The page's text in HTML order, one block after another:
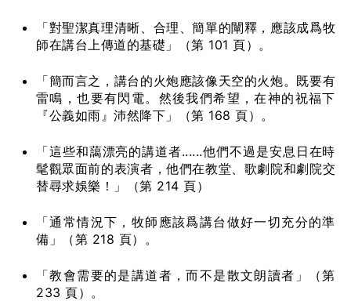
「對聖潔真理清晰、合理、簡單的闡釋，應該成爲牧
師在講台上傳道的基礎」（第 101 頁）。
「簡而言之，講台的火炮應該像天空的火炮。既要有
雷鳴，也要有閃電。然後我們希望，在神的祝福下
『公義如雨』沛然降下」（第 168 頁）。
「這些和藹漂亮的講道者......他們不過是安息日在時
髦觀眾面前的表演者，他們在教堂、歌劇院和劇院交
替尋求娛樂！」（第 214 頁）
「通常情況下，牧師應該爲講台做好一切充分的準
備」（第 218 頁）。
「教會需要的是講道者，而不是散文朗讀者」（第
233 頁）。